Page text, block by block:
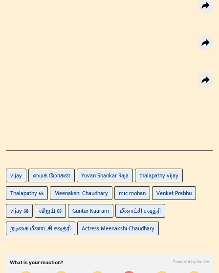
vijay மைக் மோகன் Yuvan Shankar Raja
thalapathy vijay
Thalapathy 68
Meenakshi Chaudhary mic mohan
Venket Prabhu
vijay 68
விஜய் 68 Guntur Kaaram
மீனாட்சி சவுத்ரி
நடிகை மீனாட்சி சவுத்ரி
Actress Meenakshi Chaudhary